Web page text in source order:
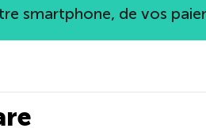
smartphone, de vos